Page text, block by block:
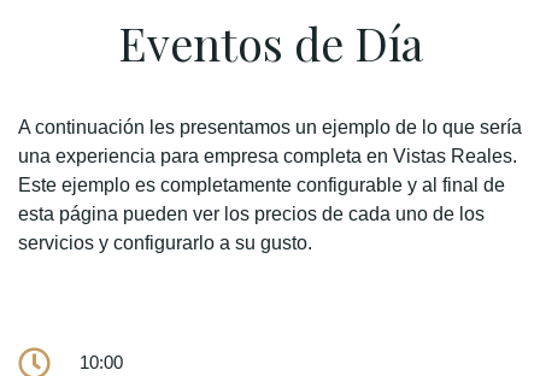
Eventos de Día
A continuación les presentamos un ejemplo de lo que sería
una experiencia para empresa completa en Vistas Reales.
Este ejemplo es completamente configurable y al final de
esta página pueden ver los precios de cada uno de los
servicios y configurarlo a su gusto.
10:00